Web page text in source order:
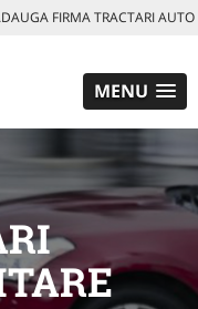
FIRMA TRACTARI AUTO
MENU